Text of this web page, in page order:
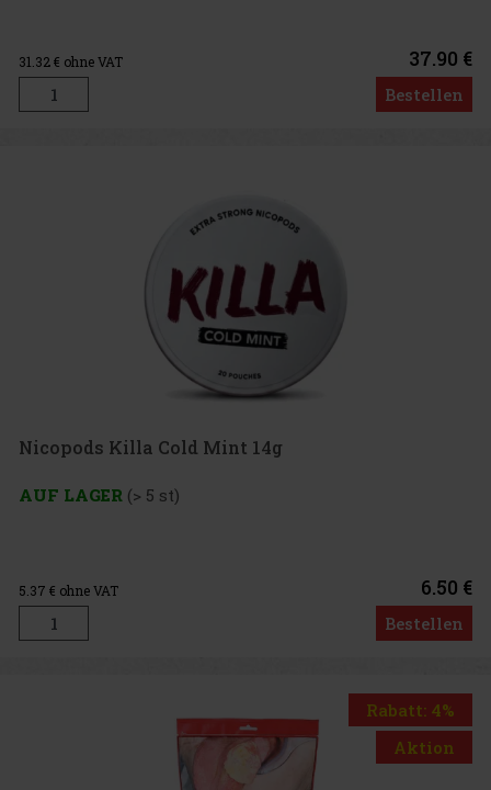
31.32€ ohne VAT 37.90 €
Bestellen
Nicopods Killa Cold Mint 14g
AUF LAGER (> 5 st)
5.37 € ohne VAT 6.50 €
Bestellen
Rabatt: 4%
Aktion